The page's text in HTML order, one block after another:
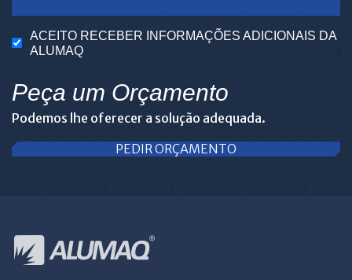
ACEITO RECEBER INFORMAÇÕES ADICIONAIS DA
ALUMAQ
Peça um Orçamento
Podemos lhe oferecer a solução adequada.
PEDIR ORÇAMENTO